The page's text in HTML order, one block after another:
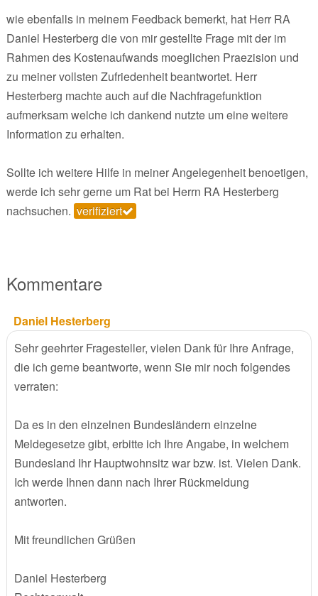
wie ebenfalls in meinem Feedback bemerkt, hat Herr RA
Daniel Hesterberg die von mir gestellte Frage mit der im
Rahmen des Kostenaufwands moeglichen Praezision und
zu meiner vollsten Zufriedenheit beantwortet. Herr
Hesterberg machte auch auf die Nachfragefunktion
aufmerksam welche ich dankend nutzte um eine weitere
Information zu erhalten.
Sollte ich weitere Hilfe in meiner Angelegenheit benoetigen,
werde ich sehr gerne um Rat bei Herrn RA Hesterberg
nachsuchen. verifiziert
Kommentare
Daniel Hesterberg
Sehr geehrter Fragesteller, vielen Dank für Ihre Anfrage,
die ich gerne beantworte, wenn Sie mir noch folgendes
verraten:
Da es in den einzelnen Bundesländern einzelne
Meldegesetze gibt, erbitte ich Ihre Angabe, in welchem
Bundesland Ihr Hauptwohnsitz war bzw. ist. Vielen Dank.
Ich werde Ihnen dann nach Ihrer Rückmeldung
antworten.
Mit freundlichen Grüßen
Daniel Hesterberg